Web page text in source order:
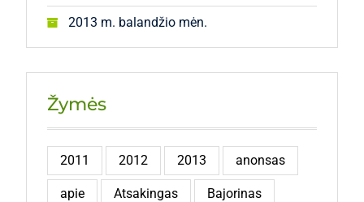
2013 m. balandžio mėn.
Žymės
2011 2012 2013 anonsas
apie Atsakingas Bajorinas